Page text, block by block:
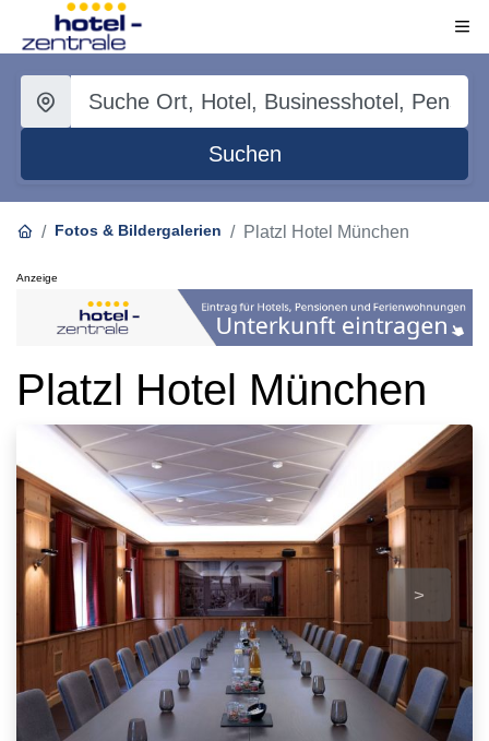
Suchen
Fotos & Bildergalerien Platzl Hotel München
Anzeige
Platzl Hotel München
>